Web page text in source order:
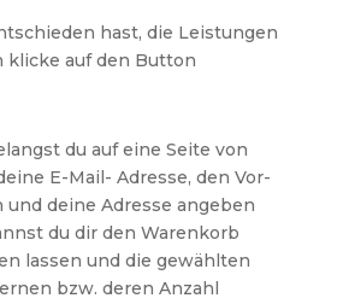
hast, die Leistungen
klicke auf den Button
du auf eine Seite von
E-Mail- Adresse, den Vor-
und deine Adresse angeben
du dir den Warenkorb
lassen und die gewählten
bzw. deren Anzahl